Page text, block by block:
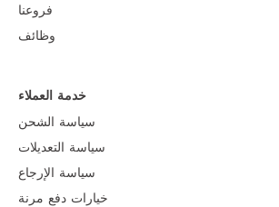
فروعنا
وظائف
خدمة العملاء
سياسة الشحن
سياسة التعديلات
سياسة الإرجاع
خيارات دفع مرنة